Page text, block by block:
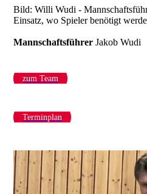
Bild: Willi Wudi -
Einsatz, wo Spieler benötigt
Mannschaftsführer Jakob Wudi
zum Team
Terminplan